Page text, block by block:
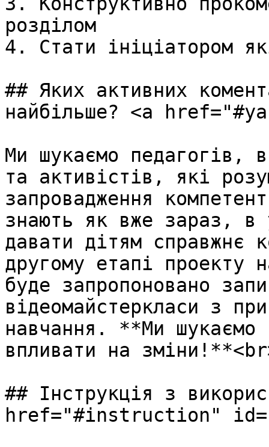
розділом
4. Стати ініціатором
## Яких активних
найбільше? <a
Ми шукаємо педагогів,
та активістів, які
запровадження
знають як вже зараз, в
давати дітям справжнє
другому етапі проекту
буде запропоновано
відеомайстеркласи з
навчання. **Ми
впливати на
## Інструкція з
href="#instruction"